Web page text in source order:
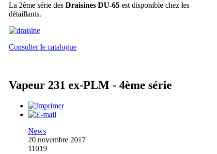
La 2ème série des Draisines DU-65 est disponible chez les
détaillants.
Consulter le catalogue
Vapeur 231 ex-PLM - 4ème série
News
20 novembre 2017
11019